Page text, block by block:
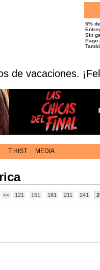
5%
Sin
Pago
de vacaciones.
T HIST MEDIA
<< 121 151 181 211 241